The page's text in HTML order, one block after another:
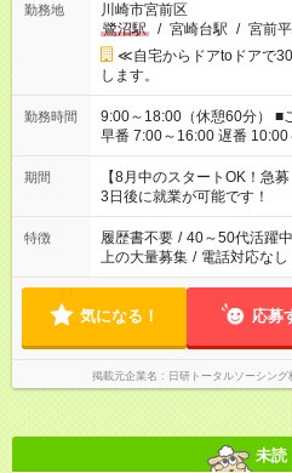
勤務地
川崎市宮前区
鷺沼駅
/ 宮崎台駅 / 宮前
≪自宅からドアtoドアで
します。
勤務時間
9:00～18:00（休憩60分） ■ご希望があれば下記シフトもOK！
早番 7:00～16:00 遅番 10:00～
と休みを合わせたい」 「余
「できれば残業はしたくな
ね。 ※Wワーク希望の方へ 今ご覧のお仕事で希望する勤務時間
と、もう1つのお仕事の勤務
合は応募できません。
期間
【8月中のスタートOK！急
3日後に就業が可能です！
特徴 履歴書不要 / 40～50代活躍中
上の大量募集 / 電話対応なし
気になる！ 応募
掲載元企業名 日研トータルソーシン
未読